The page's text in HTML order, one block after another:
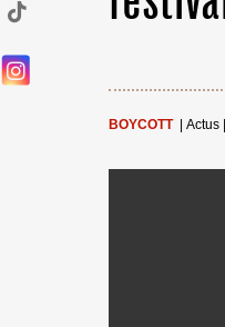
BOYCOTT |Actus